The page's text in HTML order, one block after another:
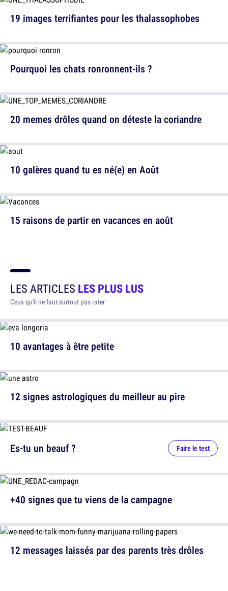
Pourquoi les chats ronronnent-ils ?
10 galères quand tu es né(e) en Août
19 images terrifiantes pour les thalassophobes
20 memes drôles quand on déteste la coriandre
15 raisons de partir en vacances en août
LES ARTICLES LES PLUS LUS
Ceux qu'il ne faut surtout pas rater
10 avantages à être petite
12 signes astrologiques du meilleur au pire
12 messages laissés par des parents très drôles
Es-tu un beauf ? Faire le test
+40 signes que tu viens de la campagne